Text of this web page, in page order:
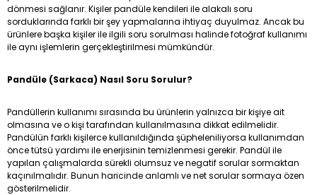
dönmesi sağlanır. Kişiler pandüle kendileri ile alakalı soru
sorduklarında farklı bir şey yapmalarına ihtiyaç duyulmaz. Ancak bu
ürünlere başka kişiler ile ilgili soru sorulması halinde fotoğraf kullanımı
ile aynı işlemlerin gerçekleştirilmesi mümkündür.
Pandüle (Sarkaca) Nasıl Soru Sorulur?
Pandüllerin kullanımı sırasında bu ürünlerin yalnızca bir kişiye ait
olmasına ve o kişi tarafından kullanılmasına dikkat edilmelidir.
Pandülün farklı kişilerce kullanıldığında şüpheleniliyorsa kullanımdan
önce tütsü yardımı ile enerjisinin temizlenmesi gerekir. Pandül ile
yapılan çalışmalarda sürekli olumsuz ve negatif sorular sormaktan
kaçınılmalıdır. Bunun haricinde anlamlı ve net sorular sormaya özen
gösterilmelidir.